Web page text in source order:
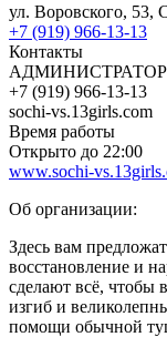
ул. Воровского, 53,
+7 (919) 966-13-13
Контакты
АДМИНИСТРАТОР
+7 (919) 966-13-13
sochi-vs.13girls.com
Время работы
Открыто до 22:00
www.sochi-
Об организации:
Здесь вам
восстановление и
сделают всё, чтобы
изгиб и
помощи обычной